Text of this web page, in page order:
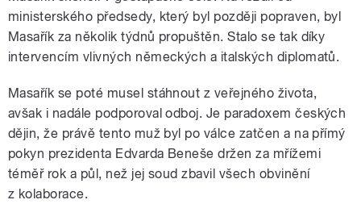
ministerského předsedy, který byl později popraven, byl
Masařík za několik týdnů propuštěn. Stalo se tak díky
intervencím vlivných německých a italských diplomatů.
Masařík se poté musel stáhnout z veřejného života,
avšak i nadále podporoval odboj. Je paradoxem českých
dějin, že právě tento muž byl po válce zatčen a na přímý
pokyn prezidenta Edvarda Beneše držen za mřížemi
téměř rok a půl, než jej soud zbavil všech obvinění
z kolaborace.